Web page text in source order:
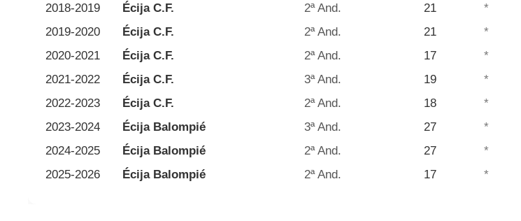
2018-2019
2019-2020
2020-2021
2021-2022
2022-2023
2023-2024
2024-2025
2025-2026
Écija C.F.
Écija C.F.
Écija C.F.
Écija C.F.
Écija C.F.
Écija Balompié
Écija Balompié
Écija Balompié
2ª And.
2ª And.
2ª And.
3ª And.
2ª And.
3ª And.
2ª And.
2ª And.
21
21
17
19
18
27
27
17
*
*
*
*
*
*
*
*